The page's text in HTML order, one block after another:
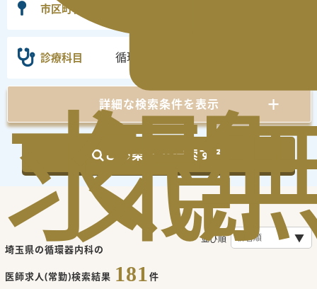
求
気
閲
市区町村
診療科目 循環器内科
詳細な検索条件を表示
この条件で検索する
埼玉県の循環器内科の
医師求人(常勤)検索結果 181件
並び順